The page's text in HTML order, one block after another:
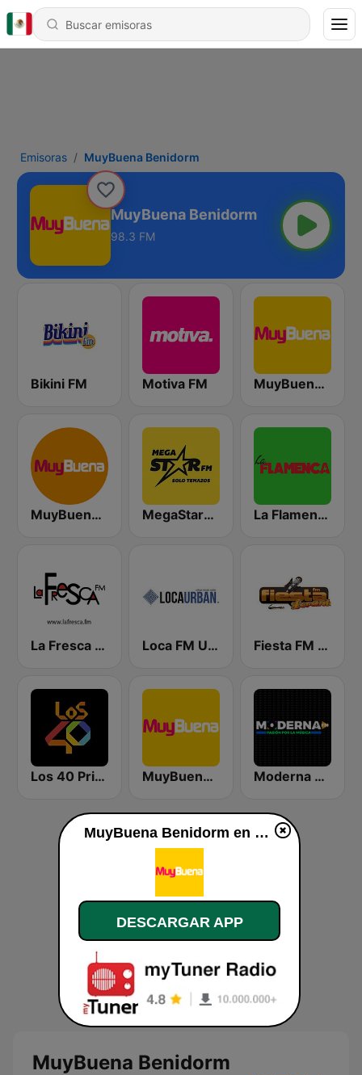
Emisoras MuyBuena Benidorm
MuyBuena Benidorm
98.3 FM
Bikini FM Motiva FM MuyBuena Valencia
MuyBuena - Alicante MegaStarFM La Flamenca
La Fresca FM Loca FM Urban Fiesta FM - Levante
Los 40 Principales MuyBuena Ibiza Moderna FM
MuyBuena Benidorm
MuyBuena Benidorm en vivo
DESCARGAR APP